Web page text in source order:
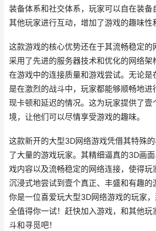
装备体系和社交体系，玩家可以自在装备
其他玩家进行互动，增加了游戏的趣味性
这款游戏的核心优势还在于其流畅稳定的
采用了先进的服务器技术和优化的网络架
在游戏中的连接质量和游戏尝试。无论是
是在激烈的战斗中，玩家都能够顺畅地进
现卡顿和延迟的情况。这为玩家提供了壹
境，让他们可以尽情享受游戏的趣味。
这款新开的大型3D网络游戏凭借其特殊的
了大量的游戏玩家。其精细逼真的3D画
戏内容以及流畅稳定的网络连接，使得玩
沉浸式地尝试到壹个真正、丰盛和有趣的
你是一位喜爱玩大型3D网络游戏的玩家
全值得你一试！赶快加入游戏，和其他玩
斗和寻觅吧！